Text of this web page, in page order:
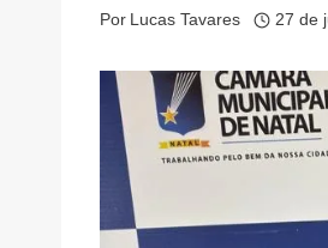
Por Lucas Tavares 27 de